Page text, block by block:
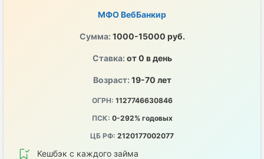
МФО ВебБанкир
Сумма: 1000-15000 руб.
Ставка: от 0 в день
Возраст: 19-70 лет
ОГРН: 1127746630846
ПСК: 0-292% годовых
ЦБ РФ: 2120177002077
Кешбэк с каждого займа